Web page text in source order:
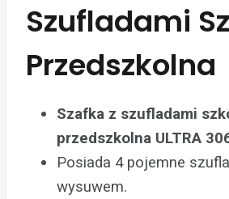
Szufladami
Przedszkolna
Szafka z szufladami
przedszkolna ULTRA
Posiada 4 pojemne
wysuwem.